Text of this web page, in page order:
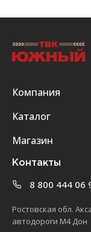
Компания
Каталог
Магазин
Контакты
8 800 444 06
Ростовская обл.
автодороги М4 Дон